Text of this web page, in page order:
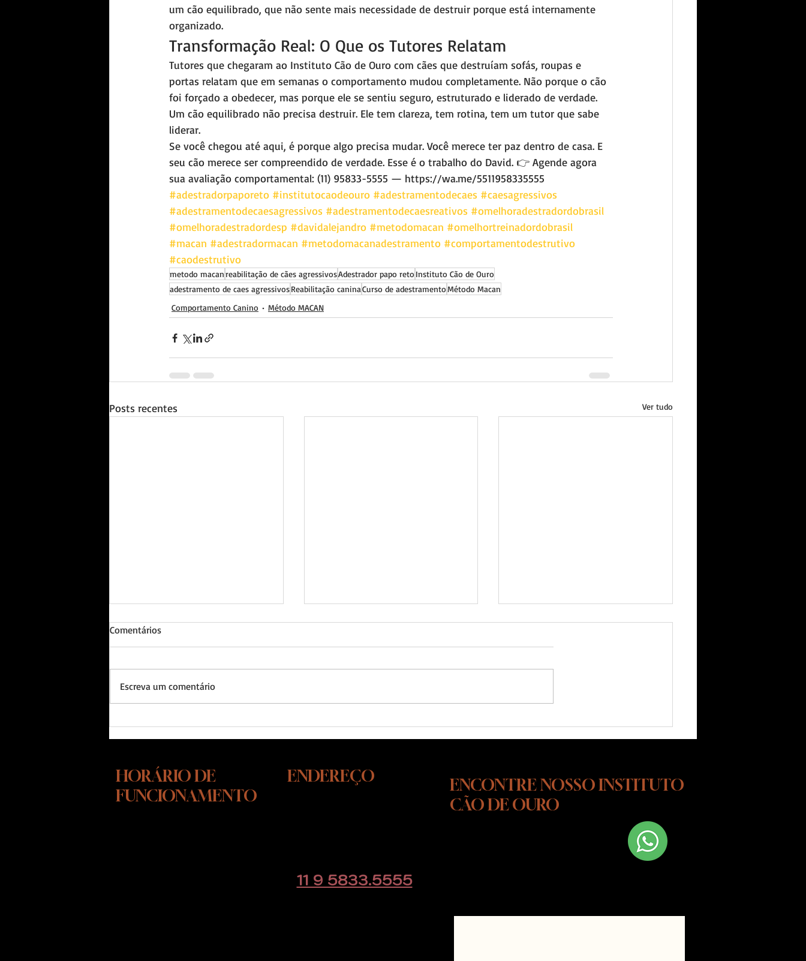
um cão equilibrado, que não sente mais necessidade de destruir porque está internamente
organizado.
Transformação Real: O Que os Tutores Relatam
Tutores que chegaram ao Instituto Cão de Ouro com cães que destruíam sofás, roupas e
portas relatam que em semanas o comportamento mudou completamente. Não porque o cão
foi forçado a obedecer, mas porque ele se sentiu seguro, estruturado e liderado de verdade.
Um cão equilibrado não precisa destruir. Ele tem clareza, tem rotina, tem um tutor que sabe
liderar.
Se você chegou até aqui, é porque algo precisa mudar. Você merece ter paz dentro de casa. E
seu cão merece ser compreendido de verdade. Esse é o trabalho do David. 👉 Agende agora
sua avaliação comportamental: (11) 95833-5555 — https://wa.me/5511958335555
#adestradorpaporeto #institutocaodeouro #adestramentodecaes #caesagressivos
#adestramentodecaesagressivos #adestramentodecaesreativos #omelhoradestradordobrasil
#omelhoradestradordesp #davidalejandro #metodomacan #omelhortreinadordobrasil
#macan #adestradormacan #metodomacanadestramento #comportamentodestrutivo
#caodestrutivo
metodo macanreabilitação de cães agressivosAdestrador papo reto Instituto Cão de Ouro
adestramento de caes agressivosReabilitação caninaCurso de adestramentoMétodo Macan
Comportamento Canino
Método MACAN
Posts recentes Ver tudo
Comentários
Escreva um comentário
HORÁRIO DE
FUNCIONAMENTO
ENDEREÇO
11 9 5833.5555
ENCONTRE NOSSO INSTITUTO
CÃO DE OURO